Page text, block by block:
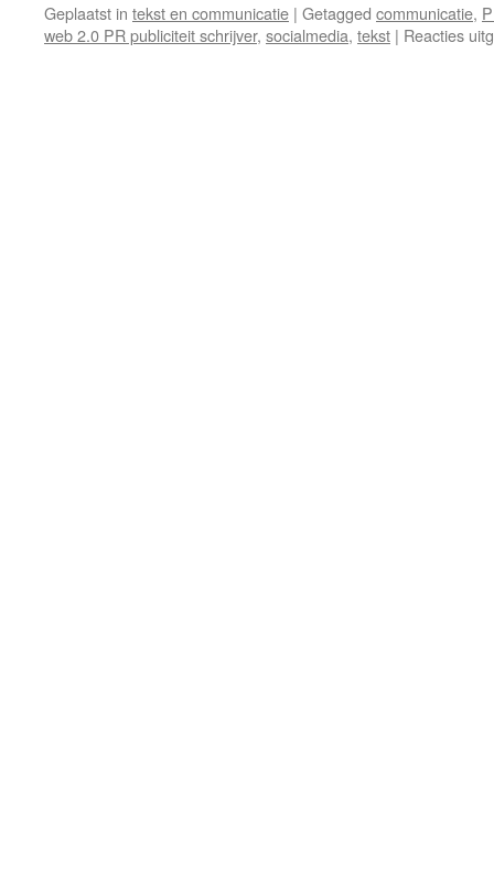
Geplaatst in tekst en communicatie | Getagged communicatie,
web 2.0 PR publiciteit schrijver, socialmedia, tekst | Reacties